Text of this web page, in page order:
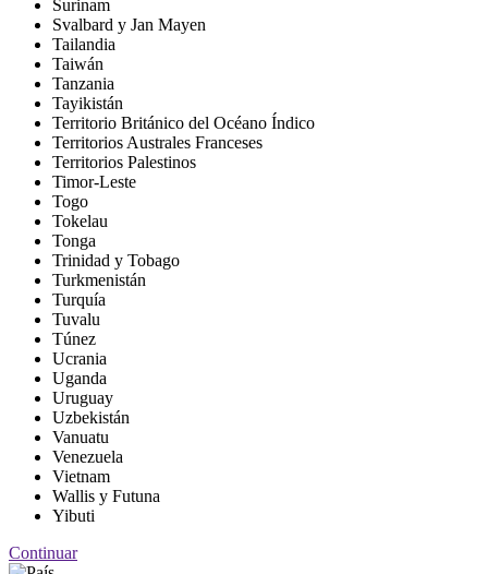
Surinam
Svalbard y Jan Mayen
Tailandia
Taiwán
Tanzania
Tayikistán
Territorio Británico del Océano Índico
Territorios Australes Franceses
Territorios Palestinos
Timor-Leste
Togo
Tokelau
Tonga
Trinidad y Tobago
Turkmenistán
Turquía
Tuvalu
Túnez
Ucrania
Uganda
Uruguay
Uzbekistán
Vanuatu
Venezuela
Vietnam
Wallis y Futuna
Yibuti
Continuar